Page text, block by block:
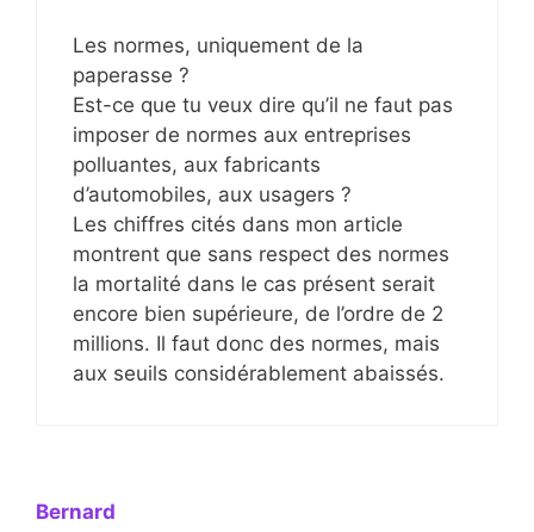
Les normes, uniquement de la
paperasse ?
Est-ce que tu veux dire qu’il ne faut pas
imposer de normes aux entreprises
polluantes, aux fabricants
d’automobiles, aux usagers ?
Les chiffres cités dans mon article
montrent que sans respect des normes
la mortalité dans le cas présent serait
encore bien supérieure, de l’ordre de 2
millions. Il faut donc des normes, mais
aux seuils considérablement abaissés.
Bernard